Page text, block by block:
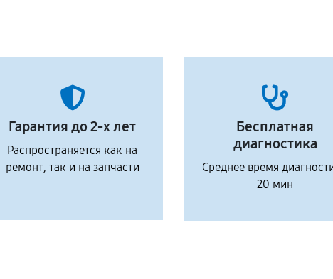
Гарантия до 2-х лет
Распространяется как на
ремонт, так и на запчасти
Бесплатная
диагностика
Среднее время
20 мин